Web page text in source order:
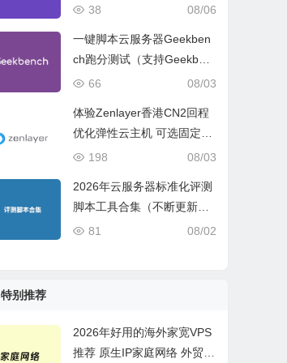
试、网络线路与购买建议08/06
38
一键脚本云服务器Geekben
ch跑分测试（支持Geekben
ch 5 Geekbench 6 Geekbe
08/03
66
体验Zenlayer香港CN2回程
优化弹性云主机 可选固定带
宽或流量模式
08/03
198
2026年云服务器标准化评测
脚本工具合集（不断更新完
善）
08/02
81
特别推荐
2026年好用的海外家宽VPS
推荐 原生IP家庭网络 外贸电